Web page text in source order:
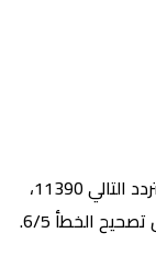
ومن الممكن استكمال قناة كراميش على التردد التالي 11390،